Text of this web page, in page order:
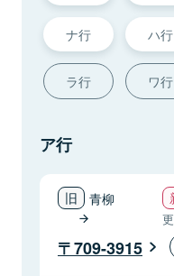
ナ行 ハ行
ラ行 ワ行
ア行
青柳
更
709-3915